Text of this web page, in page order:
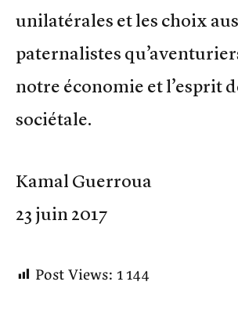
unilatérales et les choix
paternalistes
notre économie et l’esprit
sociétale.
Kamal Guerroua
23 juin 2017
Post Views:1 144